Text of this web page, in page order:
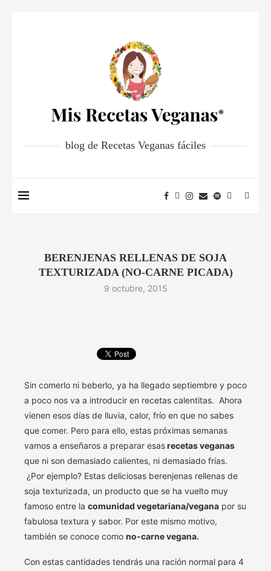
blog de Recetas Veganas fáciles
BERENJENAS RELLENAS DE SOJA
TEXTURIZADA (NO-CARNE PICADA)
9 octubre, 2015
Sin comerlo ni beberlo, ya ha llegado septiembre y poco
a poco nos va a introducir en recetas calentitas. Ahora
vienen esos días de lluvia, calor, frío en que no sabes
que comer. Pero para ello, estas próximas semanas
vamos a enseñaros a preparar esasrecetas veganas
que ni son demasiado calientes, ni demasiado frías.
¿Por ejemplo? Estas deliciosas berenjenas rellenas de
soja texturizada, un producto que se ha vuelto muy
famoso entre la comunidad vegetariana/vegana por su
fabulosa textura y sabor. Por este mismo motivo,
también se conoce como no-carne vegana.
Con estas cantidades tendrás una ración normal para 4